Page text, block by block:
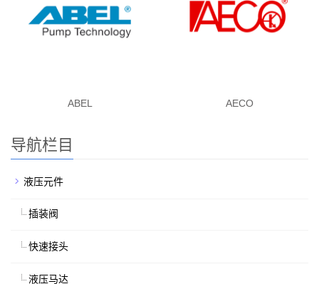
ABEL AECO
导航栏目
液压元件
插装阀
快速接头
液压马达